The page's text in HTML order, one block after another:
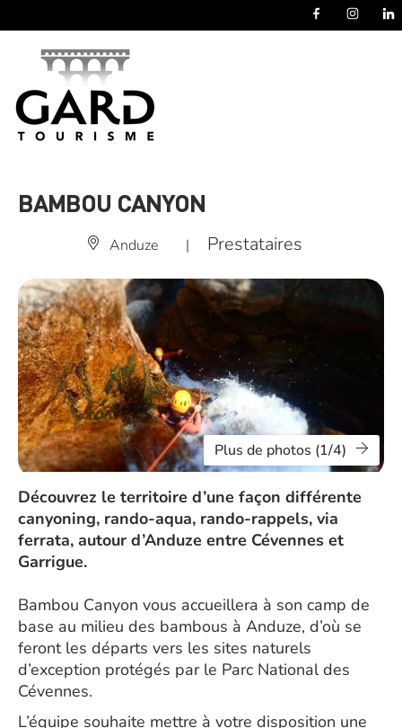
BAMBOU CANYON
Anduze | Prestataires
Plus de photos (1/4)
Découvrez le territoire d’une façon différente
canyoning, rando-aqua, rando-rappels, via
ferrata, autour d’Anduze entre Cévennes et
Garrigue.
Bambou Canyon vous accueillera à son camp de
base au milieu des bambous à Anduze, d’où se
feront les départs vers les sites naturels
d’exception protégés par le Parc National des
Cévennes.
L’équipe souhaite mettre à votre disposition une